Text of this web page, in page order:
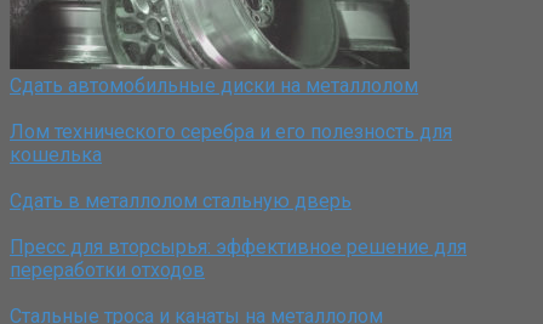
Сдать автомобильные диски на металлолом
Лом технического серебра и его полезность для
кошелька
Сдать в металлолом стальную дверь
Пресс для вторсырья: эффективное решение для
переработки отходов
Стальные троса и канаты на металлолом